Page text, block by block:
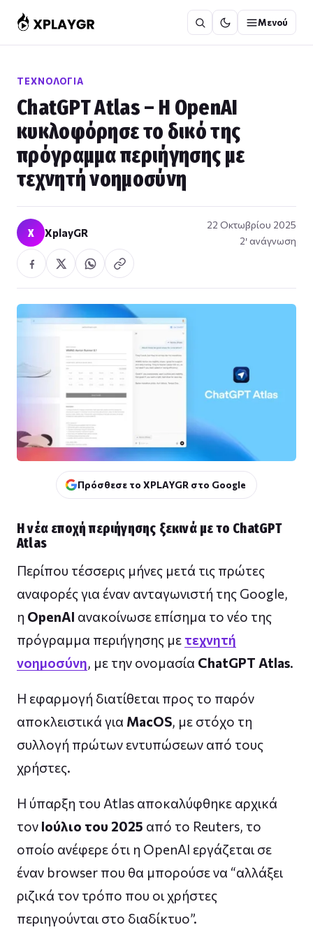
στο
περιεχόμενο
Μενού
ΤΕΧΝΟΛΟΓΊΑ
ChatGPT Atlas – H OpenAI
κυκλοφόρησε το δικό της
πρόγραμμα περιήγησης με
τεχνητή νοημοσύνη
X XplayGR
22 Οκτωβρίου 2025
2′ ανάγνωση
Πρόσθεσε το XPLAYGR στο Google
Η νέα εποχή περιήγησης ξεκινά με το ChatGPT
Atlas
Περίπου τέσσερις μήνες μετά τις πρώτες
αναφορές για έναν ανταγωνιστή της Google,
η OpenAI ανακοίνωσε επίσημα το νέο της
πρόγραμμα περιήγησης με τεχνητή
νοημοσύνη, με την ονομασία ChatGPT Atlas.
Η εφαρμογή διατίθεται προς το παρόν
αποκλειστικά για MacOS, με στόχο τη
συλλογή πρώτων εντυπώσεων από τους
χρήστες.
Η ύπαρξη του Atlas αποκαλύφθηκε αρχικά
τον Ιούλιο του 2025 από το Reuters, το
οποίο ανέφερε ότι η OpenAI εργάζεται σε
έναν browser που θα μπορούσε να “αλλάξει
ριζικά τον τρόπο που οι χρήστες
περιηγούνται στο διαδίκτυο”.